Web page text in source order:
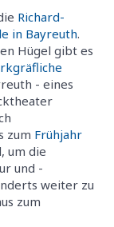
Richard-
in Bayreuth.
Hügel gibt es
- eines
zum Frühjahr
um die
und -
weiter zu
zum